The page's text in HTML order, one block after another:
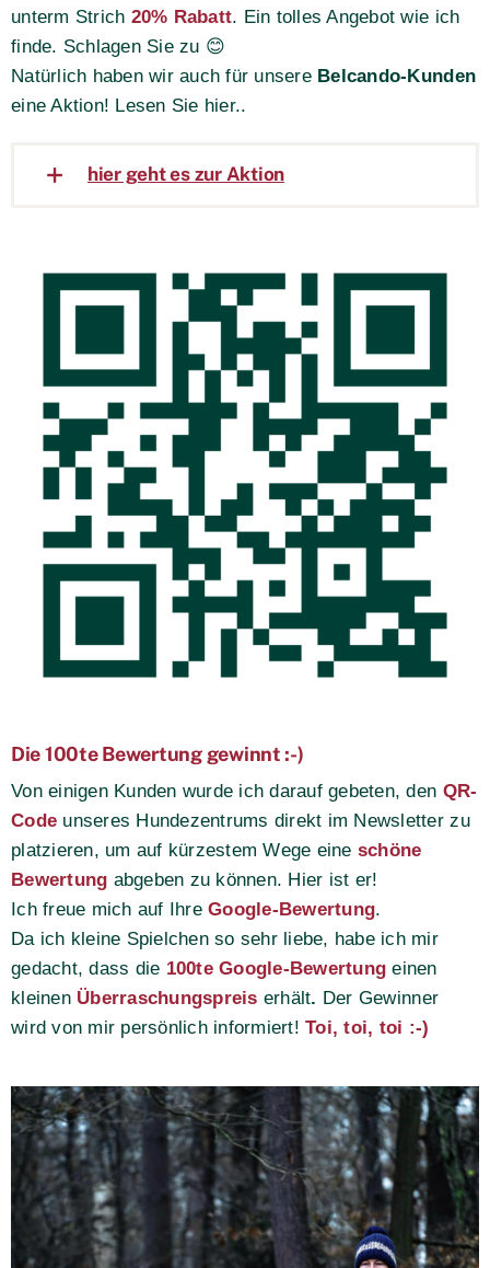
unterm Strich 20% Rabatt. Ein tolles Angebot wie ich
finde. Schlagen Sie zu 😊
Natürlich haben wir auch für unsere Belcando-Kunden
eine Aktion! Lesen Sie hier..
hier geht es zur Aktion
Die 100te Bewertung gewinnt :-)
Von einigen Kunden wurde ich darauf gebeten, den QR-
Code unseres Hundezentrums direkt im Newsletter zu
platzieren, um auf kürzestem Wege eine schöne
Bewertung abgeben zu können. Hier ist er!
Ich freue mich auf IhreGoogle-Bewertung.
Da ich kleine Spielchen so sehr liebe, habe ich mir
gedacht, dass die 100te Google-Bewertung einen
kleinen Überraschungspreis erhält. Der Gewinner
wird von mir persönlich informiert!Toi, toi, toi :-)